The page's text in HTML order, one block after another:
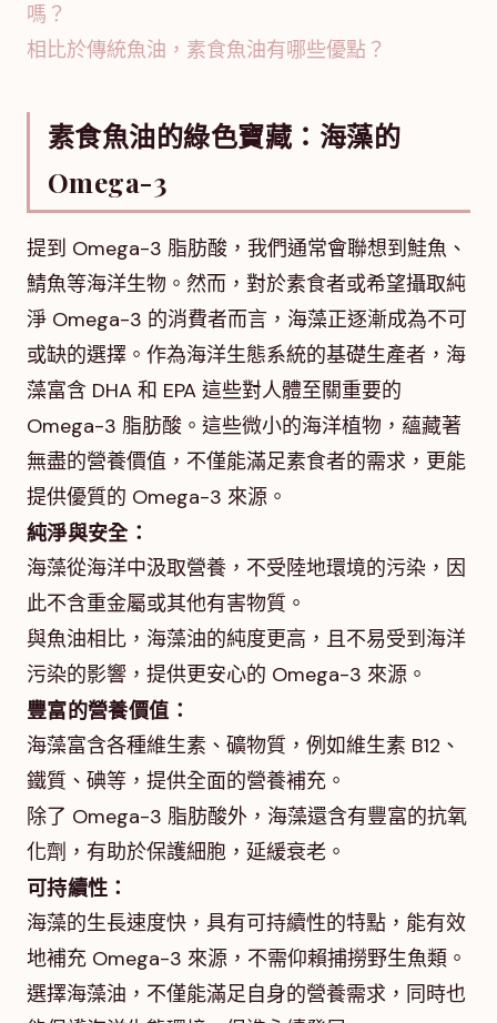
嗎？
相比於傳統魚油，素食魚油有哪些優點？
素食魚油的綠色寶藏：海藻的
Omega-3
提到 Omega-3 脂肪酸，我們通常會聯想到鮭魚、
鯖魚等海洋生物。然而，對於素食者或希望攝取純
淨 Omega-3 的消費者而言，海藻正逐漸成為不可
或缺的選擇。作為海洋生態系統的基礎生產者，海
藻富含 DHA 和 EPA 這些對人體至關重要的
Omega-3 脂肪酸。這些微小的海洋植物，蘊藏著
無盡的營養價值，不僅能滿足素食者的需求，更能
提供優質的 Omega-3 來源。
純淨與安全：
海藻從海洋中汲取營養，不受陸地環境的污染，因
此不含重金屬或其他有害物質。
與魚油相比，海藻油的純度更高，且不易受到海洋
污染的影響，提供更安心的 Omega-3 來源。
豐富的營養價值：
海藻富含各種維生素、礦物質，例如維生素 B12、
鐵質、碘等，提供全面的營養補充。
除了 Omega-3 脂肪酸外，海藻還含有豐富的抗氧
化劑，有助於保護細胞，延緩衰老。
可持續性：
海藻的生長速度快，具有可持續性的特點，能有效
地補充 Omega-3 來源，不需仰賴捕撈野生魚類。
選擇海藻油，不僅能滿足自身的營養需求，同時也